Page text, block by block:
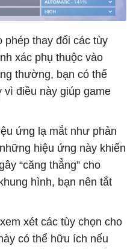
phép thay đổi các tùy
xác phụ thuộc vào
thường, bạn có thể
vì điều này giúp game
ứng lạ mắt như phản
hiệu ứng này khiến
“căng thẳng” cho
hình, bạn nên tắt
xét các tùy chọn cho
có thể hữu ích nếu